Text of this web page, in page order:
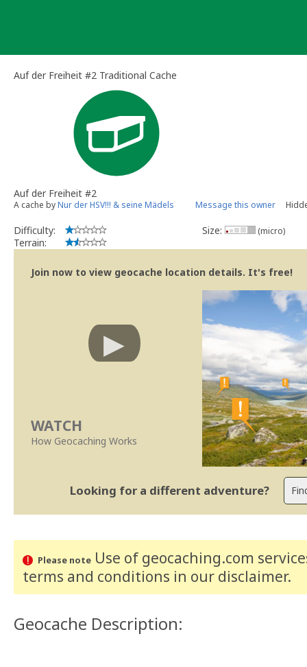
Auf der Freiheit #2 Traditional Cache
Auf der Freiheit #2
A cache byNur der HSV!!! & seine Mädels Message this owner
Difficulty:
Terrain:
Size: (micro)
Join now to view geocache location details. It's free!
WATCH
How Geocaching Works
Looking for a different adventure?
Please noteUse of geocaching.com
terms and conditions in our disclaimer.
Geocache Description: